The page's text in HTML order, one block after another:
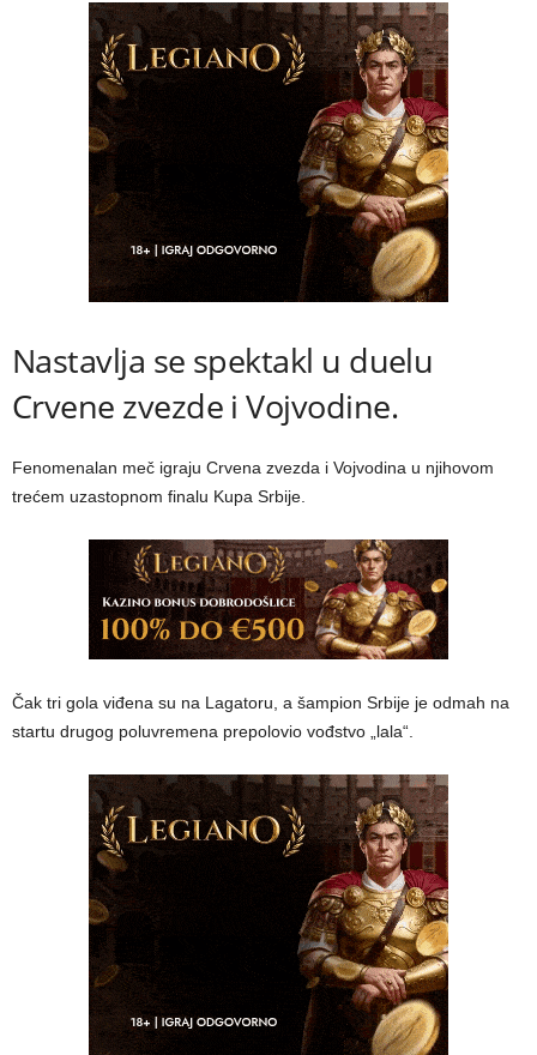
Nastavlja se spektakl u duelu
Crvene zvezde i Vojvodine.
Fenomenalan meč igraju Crvena zvezda i Vojvodina u njihovom
trećem uzastopnom finalu Kupa Srbije.
Čak tri gola viđena su na Lagatoru, a šampion Srbije je odmah na
startu drugog poluvremena prepolovio vođstvo „lala“.